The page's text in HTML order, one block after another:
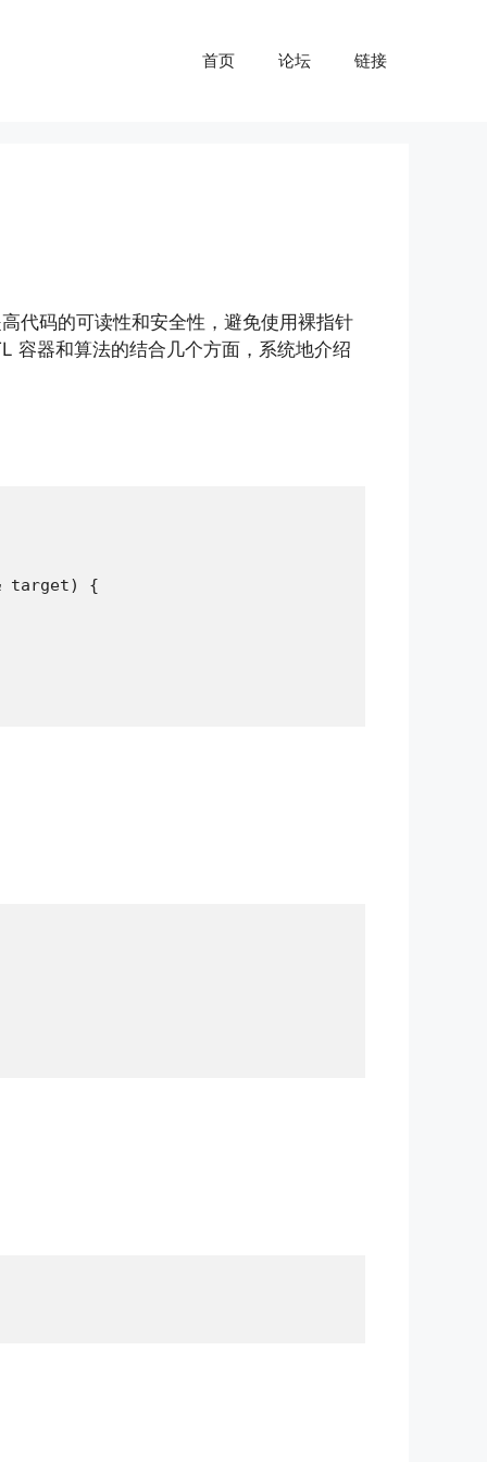
首页 论坛 链接
代码的可读性和安全性，避免使用裸指针
容器和算法的结合几个方面，系统地介绍
target) {